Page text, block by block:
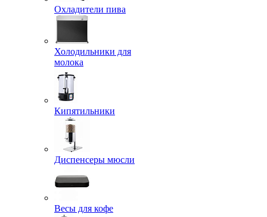
Охладители пива
Холодильники для
молока
Кипятильники
Диспенсеры мюсли
Весы для кофе